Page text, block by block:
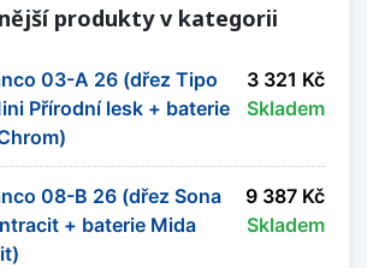
s odkapávačem i rohové
montáže.
set dřezu s baterií
kuchyňské skříňky, způsob
odkapávače. Pokud hledáte
si také
produkty v kategorii
03-A 26 (dřez Tipo
Přírodní lesk + baterie
3 321 Kč
Skladem
08-B 26 (dřez Sona
+ baterie Mida
9 387 Kč
Skladem